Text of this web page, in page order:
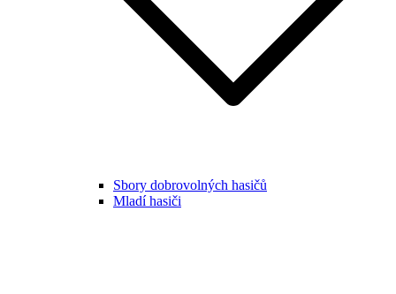
Sbory dobrovolných hasičů
Mladí hasiči